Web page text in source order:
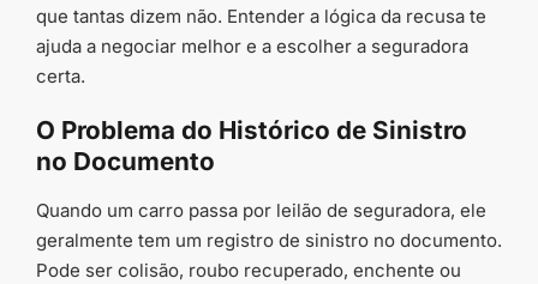
que tantas dizem não. Entender a lógica da recusa te
ajuda a negociar melhor e a escolher a seguradora
certa.
O Problema do Histórico de Sinistro
no Documento
Quando um carro passa por leilão de seguradora, ele
geralmente tem um registro de sinistro no documento.
Pode ser colisão, roubo recuperado, enchente ou